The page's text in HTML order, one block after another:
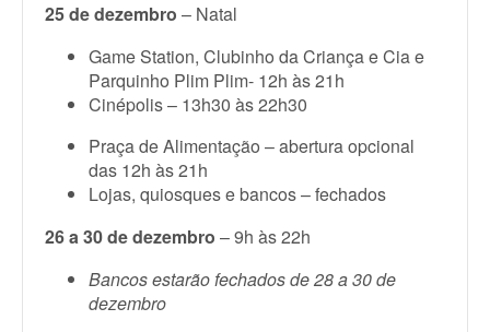
25 de dezembro – Natal
Game Station, Clubinho da Criança e Cia e
Parquinho Plim Plim- 12h às 21h
Cinépolis – 13h30 às 22h30
Praça de Alimentação – abertura opcional
das 12h às 21h
Lojas, quiosques e bancos – fechados
26 a 30 de dezembro – 9h às 22h
Bancos estarão fechados de 28 a 30 de
dezembro